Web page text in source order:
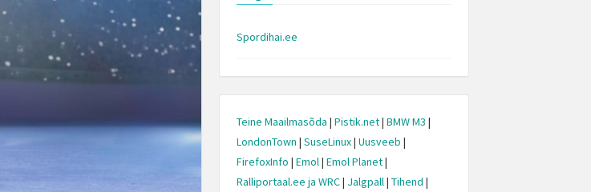
Spordihai.ee
Teine Maailmasõda | Pistik.net| BMW M3 |
LondonTown | SuseLinux| Uusveeb |
FirefoxInfo | Emol| Emol Planet|
Ralliportaal.ee ja WRC| Jalgpall| Tihend |